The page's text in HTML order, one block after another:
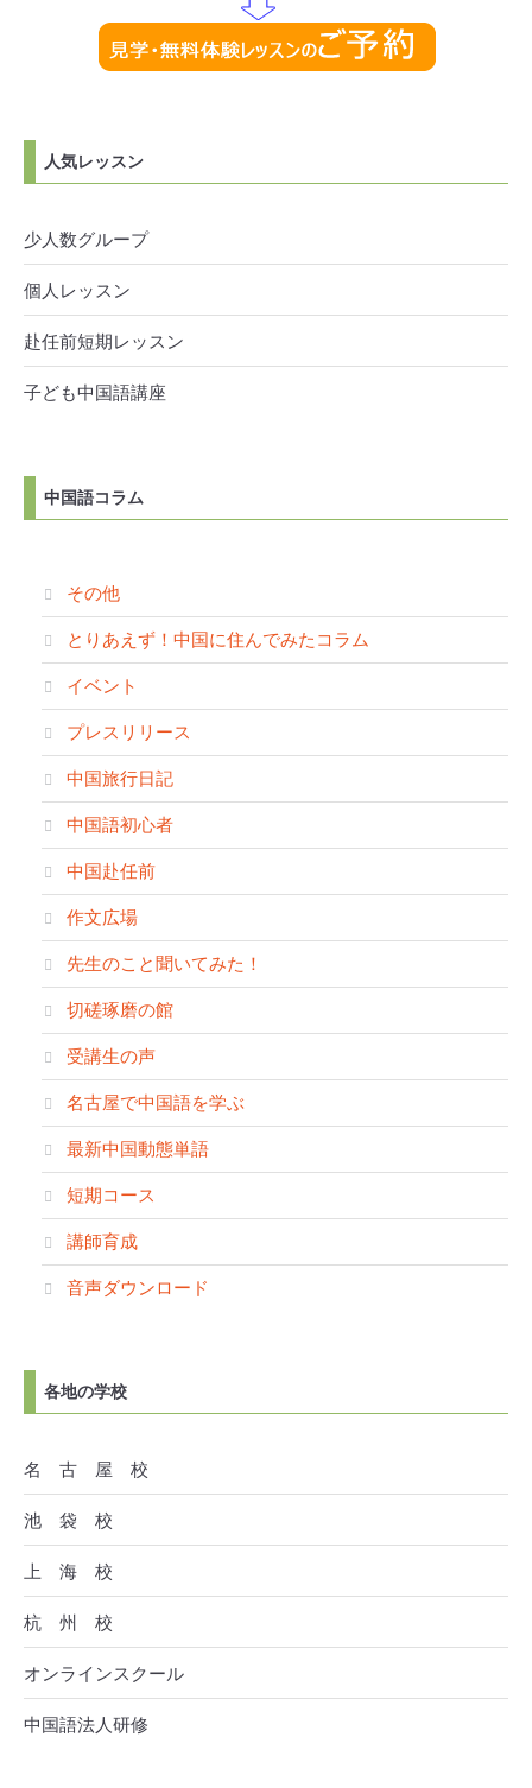
人気レッスン
少人数グループ
個人レッスン
赴任前短期レッスン
子ども中国語講座
中国語コラム
その他
とりあえず！中国に住んでみたコラム
イベント
プレスリリース
中国旅行日記
中国語初心者
中国赴任前
作文広場
先生のこと聞いてみた！
切磋琢磨の館
受講生の声
名古屋で中国語を学ぶ
最新中国動態単語
短期コース
講師育成
音声ダウンロード
各地の学校
名 古 屋 校
池 袋 校
上 海 校
杭 州 校
オンラインスクール
中国語法人研修